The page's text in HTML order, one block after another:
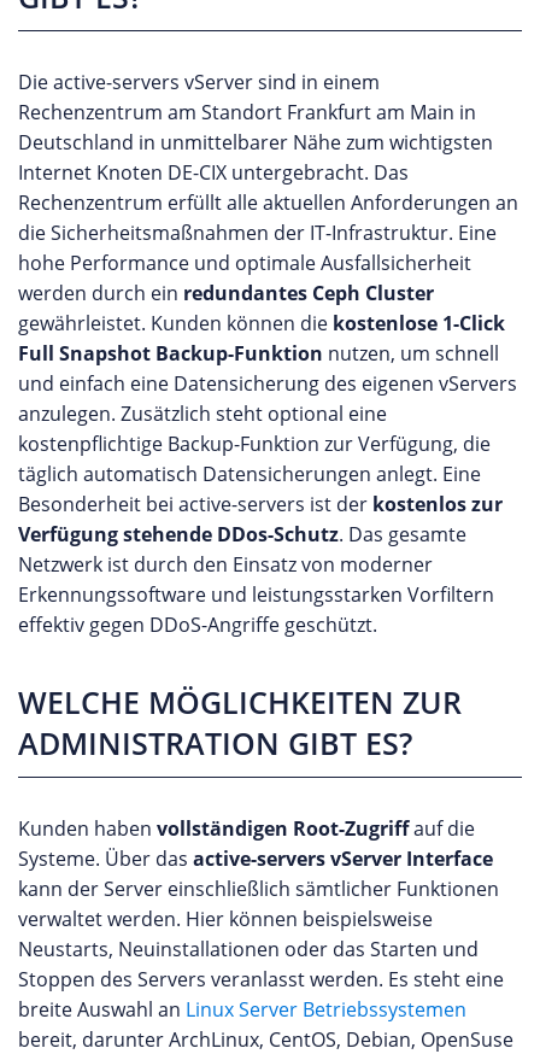
Die active-servers vServer sind in einem
Rechenzentrum am Standort Frankfurt am Main in
Deutschland in unmittelbarer Nähe zum wichtigsten
Internet Knoten DE-CIX untergebracht. Das
Rechenzentrum erfüllt alle aktuellen Anforderungen an
die Sicherheitsmaßnahmen der IT-Infrastruktur. Eine
hohe Performance und optimale Ausfallsicherheit
werden durch ein redundantes Ceph Cluster
gewährleistet. Kunden können die kostenlose 1-Click
Full Snapshot Backup-Funktion nutzen, um schnell
und einfach eine Datensicherung des eigenen vServers
anzulegen. Zusätzlich steht optional eine
kostenpflichtige Backup-Funktion zur Verfügung, die
täglich automatisch Datensicherungen anlegt. Eine
Besonderheit bei active-servers ist der kostenlos zur
Verfügung stehende DDos-Schutz. Das gesamte
Netzwerk ist durch den Einsatz von moderner
Erkennungssoftware und leistungsstarken Vorfiltern
effektiv gegen DDoS-Angriffe geschützt.
WELCHE MÖGLICHKEITEN ZUR
ADMINISTRATION GIBT ES?
Kunden haben vollständigen Root-Zugriffauf die
Systeme. Über das active-servers vServer Interface
kann der Server einschließlich sämtlicher Funktionen
verwaltet werden. Hier können beispielsweise
Neustarts, Neuinstallationen oder das Starten und
Stoppen des Servers veranlasst werden. Es steht eine
breite Auswahl an Linux Server Betriebssystemen
bereit, darunter ArchLinux, CentOS, Debian, OpenSuse